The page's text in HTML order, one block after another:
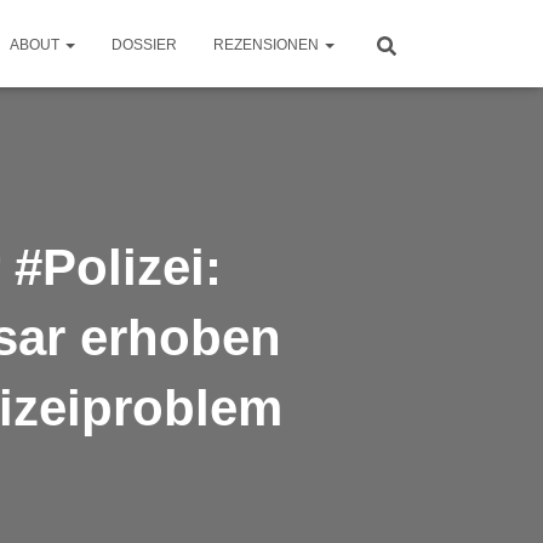
ABOUT DOSSIER REZENSIONEN
erhoben